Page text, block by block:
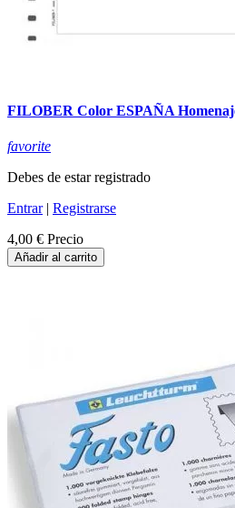
FILOBER Color ESPAÑA
favorite
Debes de estar registrado
Entrar| Registrarse
4,00 € Precio
Añadir al carrito